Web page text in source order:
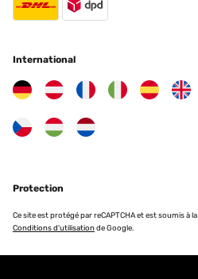
International
Protection
Ce site est protégé par reCAPTCHA et est soumis à la
Conditions d'utilisationde Google.